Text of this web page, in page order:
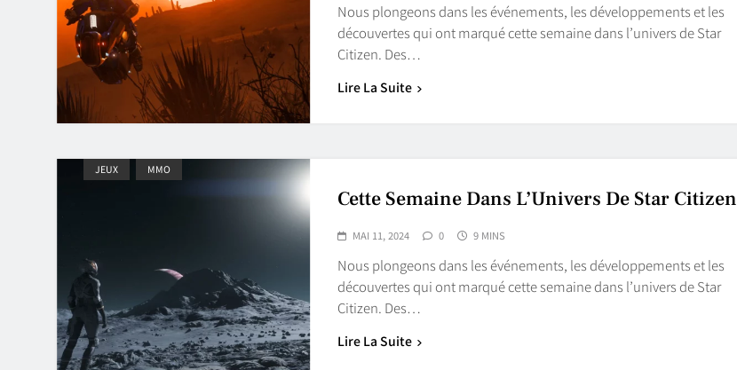
Nous plongeons dans les événements, les développements et les
découvertes qui ont marqué cette semaine dans l’univers de Star
Citizen. Des…
Lire La Suite
JEUX MMO
Cette Semaine Dans L’Univers De Star Citizen
MAI 11, 2024 0 9 MINS
Nous plongeons dans les événements, les développements et les
découvertes qui ont marqué cette semaine dans l’univers de Star
Citizen. Des…
Lire La Suite